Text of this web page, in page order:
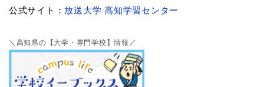
公式サイト： 放送大学 高知学習センター
＼高知県の【大学・専門学校】情報／